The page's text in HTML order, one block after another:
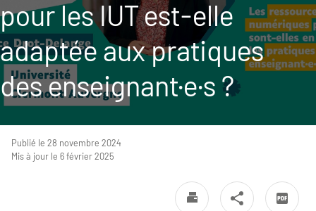
pour les IUT est-elle
adaptée aux pratiques
des enseignant·e·s ?
Publié le 28 novembre 2024
Mis à jour le 6 février 2025